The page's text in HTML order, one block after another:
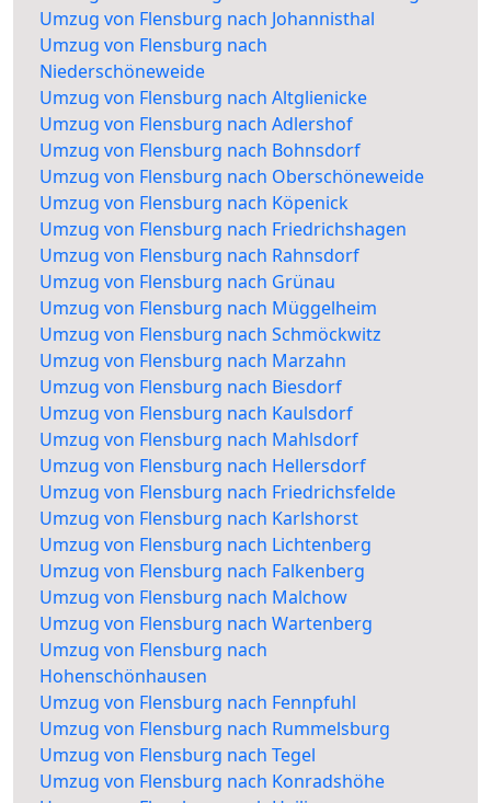
Umzug von Flensburg nach Johannisthal
Umzug von Flensburg nach
Niederschöneweide
Umzug von Flensburg nach Altglienicke
Umzug von Flensburg nach Adlershof
Umzug von Flensburg nach Bohnsdorf
Umzug von Flensburg nach Oberschöneweide
Umzug von Flensburg nach Köpenick
Umzug von Flensburg nach Friedrichshagen
Umzug von Flensburg nach Rahnsdorf
Umzug von Flensburg nach Grünau
Umzug von Flensburg nach Müggelheim
Umzug von Flensburg nach Schmöckwitz
Umzug von Flensburg nach Marzahn
Umzug von Flensburg nach Biesdorf
Umzug von Flensburg nach Kaulsdorf
Umzug von Flensburg nach Mahlsdorf
Umzug von Flensburg nach Hellersdorf
Umzug von Flensburg nach Friedrichsfelde
Umzug von Flensburg nach Karlshorst
Umzug von Flensburg nach Lichtenberg
Umzug von Flensburg nach Falkenberg
Umzug von Flensburg nach Malchow
Umzug von Flensburg nach Wartenberg
Umzug von Flensburg nach
Hohenschönhausen
Umzug von Flensburg nach Fennpfuhl
Umzug von Flensburg nach Rummelsburg
Umzug von Flensburg nach Tegel
Umzug von Flensburg nach Konradshöhe